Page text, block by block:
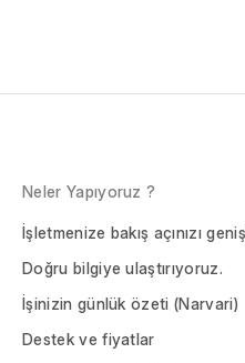
Neler Yapıyoruz ?
İşletmenize bakış açınızı
Doğru bilgiye ulaştırıyoruz.
İşinizin günlük özeti (Narvari)
Destek ve fiyatlar